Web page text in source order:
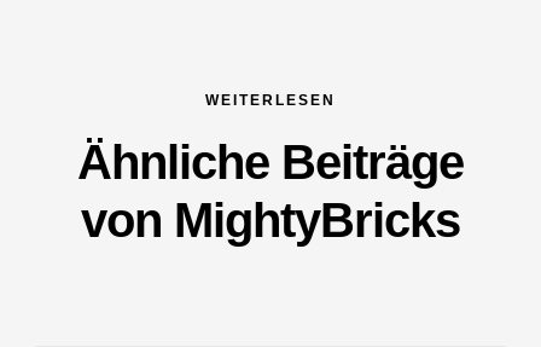
WEITERLESEN
Ähnliche Beiträge
von MightyBricks